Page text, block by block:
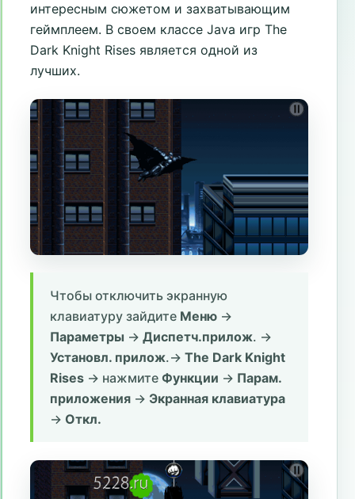
интересным сюжетом и захватывающим
геймплеем. В своем классе Java игр The
Dark Knight Rises является одной из
лучших.
Чтобы отключить экранную
клавиатуру зайдите Меню ->
Параметры ->Диспетч.прилож. ->
Установл. прилож.->The Dark Knight
Rises -> нажмитеФункции -> Парам.
приложения -> Экранная клавиатура
->Откл.